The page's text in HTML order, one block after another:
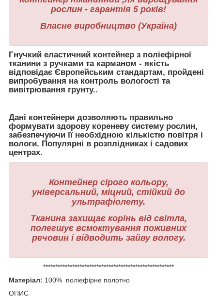
рослин - гарантія 5 років!
Власне виробництво (Україна)
Гнучкий еластичний контейнер з поліефірної
тканини з ручками та карманом - якість
відповідає Європейським стандартам, пройдені
випробування на контроль вологості та
вивітрювання грунту..
Дані контейнери дозволяють правильно
формувати здорову кореневу систему рослин,
забезпечуючи її необхідною кількістю повітря і
вологи. Популярні в розплідниках і садових
центрах.
Контейнер сірого кольору,
універсальний, міцний, стійкий до
ультрафіолету.
Тканина захищає корінь від світла,
полегшує всмоктування поживних
речовин і відводить зайву вологу.
******************************************************
Матеріал: 100% поліефірне полотно
ОПИС